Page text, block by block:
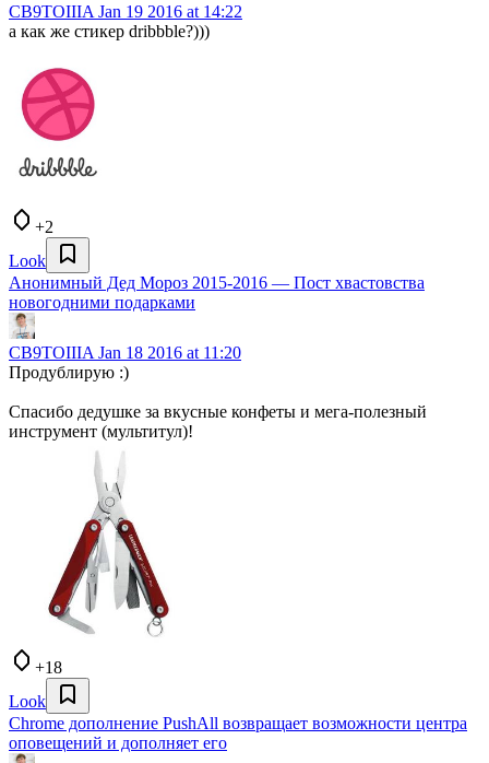
CB9TOIIIA Jan 19 2016 at 14:22
а как же стикер dribbble?)))
+2
Look
Анонимный Дед Мороз 2015-2016 — Пост хвастовства
новогодними подарками
CB9TOIIIA Jan 18 2016 at 11:20
Продублирую :)
Спасибо дедушке за вкусные конфеты и мега-полезный
инструмент (мультитул)!
+18
Look
Chrome дополнение PushAll возвращает возможности центра
оповещений и дополняет его